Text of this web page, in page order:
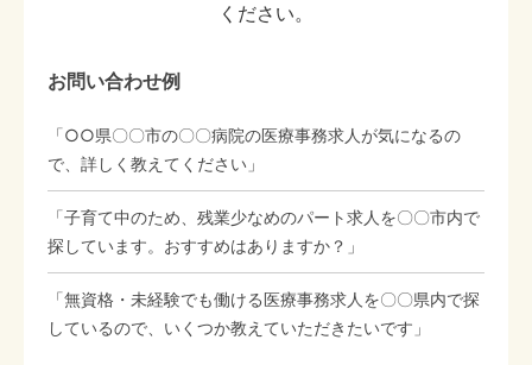
ください。
お問い合わせ例
「○○県〇〇市の〇〇病院の医療事務求人が気になるの
で、詳しく教えてください」
「子育て中のため、残業少なめのパート求人を〇〇市内で
探しています。おすすめはありますか？」
「無資格・未経験でも働ける医療事務求人を〇〇県内で探
しているので、いくつか教えていただきたいです」